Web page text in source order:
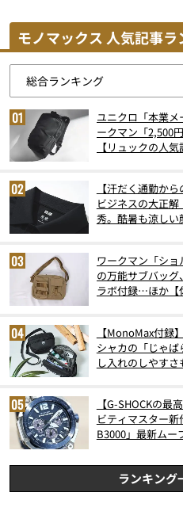
モノマックス 人気記事ラ
ユニクロ「本業
ークマン「2,500
【リュックの人
【汗だく通勤か
ビジネスの大正
秀。酷暑も涼し
ワークマン「シ
の万能サブバッグ
ラボ付録…ほか【
【MonoMax付録
シャカの「じゃ
し入れのしやす
【G-SHOCKの最
ビティマスター
B3000」最新ムー
ランキング